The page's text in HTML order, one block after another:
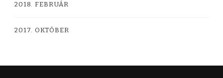
2018. FEBRUÁR
2017. OKTÓBER